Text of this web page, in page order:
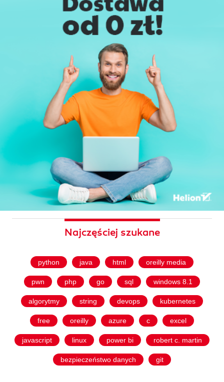
Najczęściej szukane
python java html oreilly media
pwn php go sql windows 8.1
algorytmy string devops kubernetes
free oreilly azure c excel
javascript linux power bi robert c. martin
bezpieczeństwo danych git